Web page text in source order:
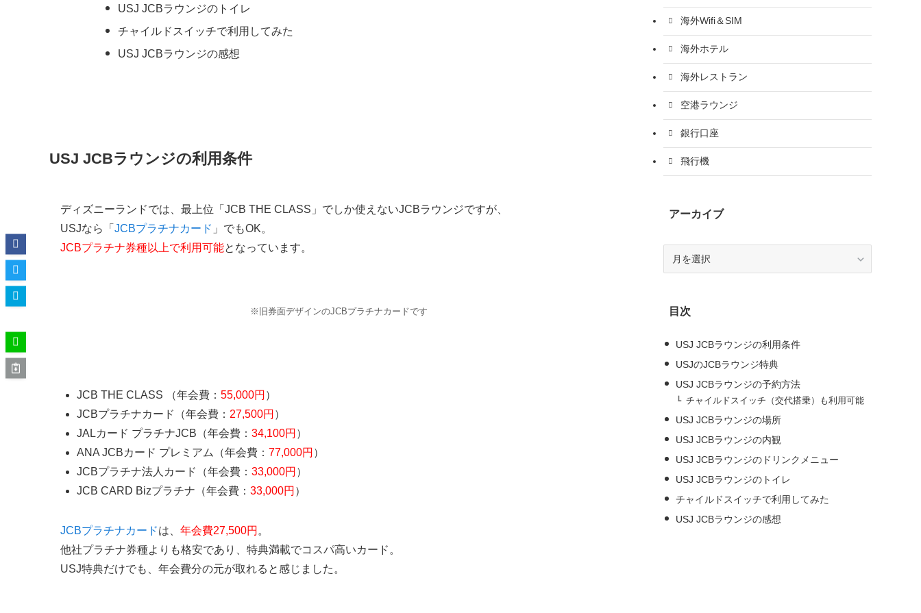
USJ JCBラウンジのトイレ
チャイルドスイッチで利用してみた
USJ JCBラウンジの感想
USJ JCBラウンジの利用条件
ディズニーランドでは、最上位「JCB THE CLASS」でしか使えないJCBラウンジですが、
USJなら「 JCBプラチナカード 」でもOK。
JCBプラチナ券種以上で利用可能となっています。
※旧券面デザインのJCBプラチナカードです
JCB THE CLASS （年会費： 55,000円 ）
JCBプラチナカード（年会費： 27,500円 ）
JALカード プラチナJCB（年会費： 34,100円 ）
ANA JCBカード プレミアム（年会費： 77,000円 ）
JCBプラチナ法人カード（年会費： 33,000円 ）
JCB CARD Bizプラチナ（年会費： 33,000円 ）
JCBプラチナカードは、 年会費27,500円 。
他社プラチナ券種よりも格安であり、特典満載でコスパ高いカード。
USJ特典だけでも、年会費分の元が取れると感じました。
海外Wifi＆SIM
海外ホテル
海外レストラン
空港ラウンジ
銀行口座
飛行機
アーカイブ
ブ目次
USJ JCBラウンジの利用条件
USJのJCBラウンジ特典
USJ JCBラウンジの予約方法
チャイルドスイッチ（交代搭乗）も利用可能
USJ JCBラウンジの場所
USJ JCBラウンジの内観
USJ JCBラウンジのドリンクメニュー
USJ JCBラウンジのトイレ
チャイルドスイッチで利用してみた
USJ JCBラウンジの感想